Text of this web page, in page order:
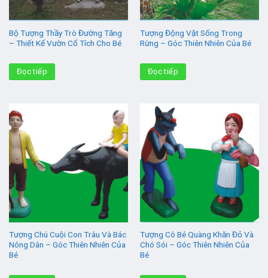
Bộ Tượng Thầy Trò Đường Tăng
– Thiết Kế Vườn Cổ Tích Cho Bé
Đọc tiếp
Tượng Động Vật Sống Trong
Rừng – Góc Thiên Nhiên Của Bé
Đọc tiếp
Tượng Chú Cuội Con Trâu Và Bác
Nông Dân – Góc Thiên Nhiên Của
Bé
Tượng Cô Bé Quàng Khăn Đỏ Và
Chó Sói – Góc Thiên Nhiên Của
Bé